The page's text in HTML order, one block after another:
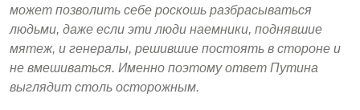
может позволить себе роскошь разбрасываться
людьми, даже если эти люди наемники, поднявшие
мятеж, и генералы, решившие постоять в стороне и
не вмешиваться. Именно поэтому ответ Путина
выглядит столь осторожным.